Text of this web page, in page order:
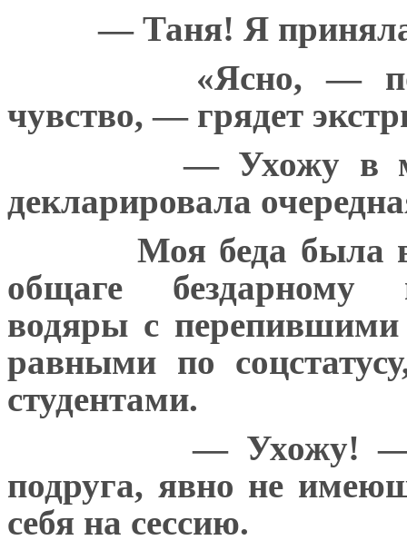
— Таня! Я приняла
«Ясно, —
чувство, — грядет
— Ухожу в
декларировала
Моя беда была
общаге бездарному
водяры с
равными по
студентами.
— Ухожу! —
подруга, явно не
себя на сессию.